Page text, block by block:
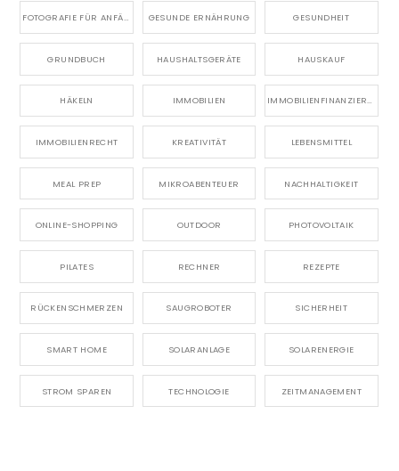
FOTOGRAFIE FÜR ANFÄNGER GESUNDE ERNÄHRUNG GESUNDHEIT
GRUNDBUCH HAUSHALTSGERÄTE HAUSKAUF
HÄKELN IMMOBILIEN IMMOBILIENFINANZIERUNG
IMMOBILIENRECHT KREATIVITÄT LEBENSMITTEL
MEAL PREP MIKROABENTEUER NACHHALTIGKEIT
ONLINE-SHOPPING OUTDOOR PHOTOVOLTAIK
PILATES RECHNER REZEPTE
RÜCKENSCHMERZEN SAUGROBOTER SICHERHEIT
SMART HOME SOLARANLAGE SOLARENERGIE
STROM SPAREN TECHNOLOGIE ZEITMANAGEMENT